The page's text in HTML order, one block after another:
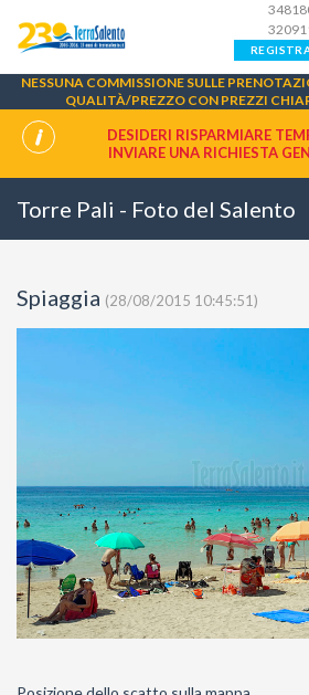
NESSUNA COMMISSIONE SULLE
QUALITÀ/PREZZO CON PREZZI
DESIDERI RISPARMIARE
INVIARE UNA RICHIESTA
Torre Pali - Foto del Salento
Spiaggia (28/08/2015 10:45:51)